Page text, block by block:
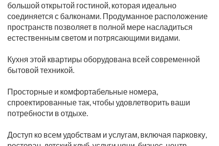
большой открытой гостиной, которая идеально
соединяется с балконами. Продуманное расположение
пространств позволяет в полной мере насладиться
естественным светом и потрясающими видами.
Кухня этой квартиры оборудована всей современной
бытовой техникой.
Просторные и комфортабельные номера,
спроектированные так, чтобы удовлетворить ваши
потребности в отдыхе.
Доступ ко всем удобствам и услугам, включая парковку,